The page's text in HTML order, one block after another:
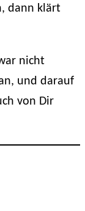
dann klärt
nicht
und darauf
von Dir